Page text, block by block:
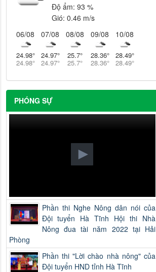
Độ ẩm: 93 %
Gió: 0.46 m/s
06/08
24.98°
24.98°
07/08
24.97°
24.97°
08/08
25.7°
25.7°
09/08
28.36°
28.36°
10/08
28.49°
28.49°
PHÓNG SỰ
Phần thi Nghe Nông dân nói của
Đội tuyển Hà Tĩnh Hội thi Nhà
Nông đua tài năm 2022 tại Hải
Phòng
Phần thi "Lời chào nhà nông" của
Đội tuyển HND tỉnh Hà Tĩnh